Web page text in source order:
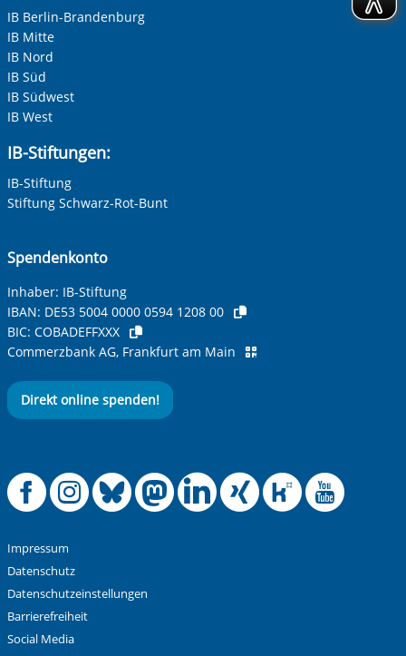
Vorherige Folie anzeigen
Adresse (PLZ, Ort, Strasse)
Ihre E-Mail-Adresse
Ihre Telefonnummer
Ihre Nachricht*
Anti-Roboter-Verifizierung
Alle Informationen zum Schutz der Daten sind sind in
IB Berlin-Brandenburg
IB Mitte
IB Nord
IB Süd
IB Südwest
IB West
IB-Stiftungen:
IB-Stiftung
Stiftung Schwarz-Rot-Bunt
Spendenkonto
Inhaber: IB-Stiftung
IBAN: DE53 5004 0000 0594 1208 00
BIC: COBADEFFXXX
Commerzbank AG, Frankfurt am Main
Direkt online spenden!
Offizielle
Offizielle
Offizielle
Offizielle
Offizielle
Impressum
Datenschutz
Datenschutzeinstellungen
Barrierefreiheit
Social Media